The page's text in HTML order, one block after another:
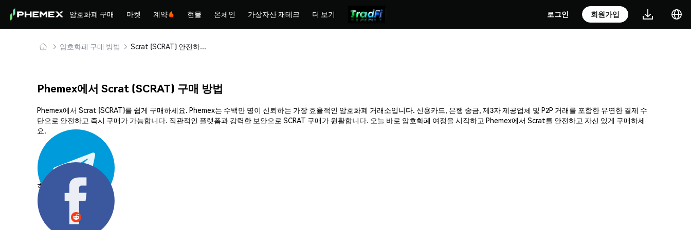
암호화폐 구매 마켓 계약 현물 온체인 가상자산 재테크 더 보기 로그인 회원가입
암호화폐 구매 방법 Scrat (SCRAT) 안전하게 구매 및 보관
Phemex에서 Scrat (SCRAT) 구매 방법
Phemex에서 Scrat (SCRAT)를 쉽게 구매하세요. Phemex는 수백만 명이 신뢰하는 가장 효율적인 암호화폐 거래소입니다. 신용카드, 은행 송금, 제3자 제공업체 및 P2P 거래를 포함한 유연한 결제 수
단으로 안전하고 즉시 구매가 가능합니다. 직관적인 플랫폼과 강력한 보안으로 SCRAT 구매가 원활합니다. 오늘 바로 암호화폐 여정을 시작하고 Phemex에서 Scrat를 안전하고 자신 있게 구매하세
요.
공유하기: